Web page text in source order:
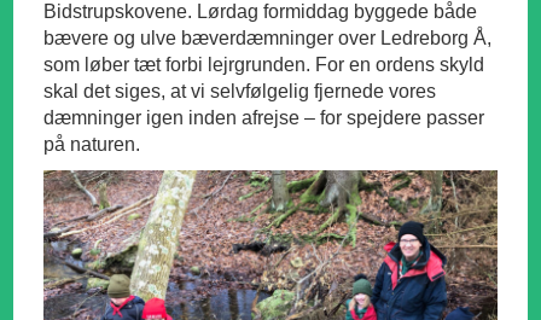
Bidstrupskovene. Lørdag formiddag byggede både
bævere og ulve bæverdæmninger over Ledreborg Å,
som løber tæt forbi lejrgrunden. For en ordens skyld
skal det siges, at vi selvfølgelig fjernede vores
dæmninger igen inden afrejse – for spejdere passer
på naturen.